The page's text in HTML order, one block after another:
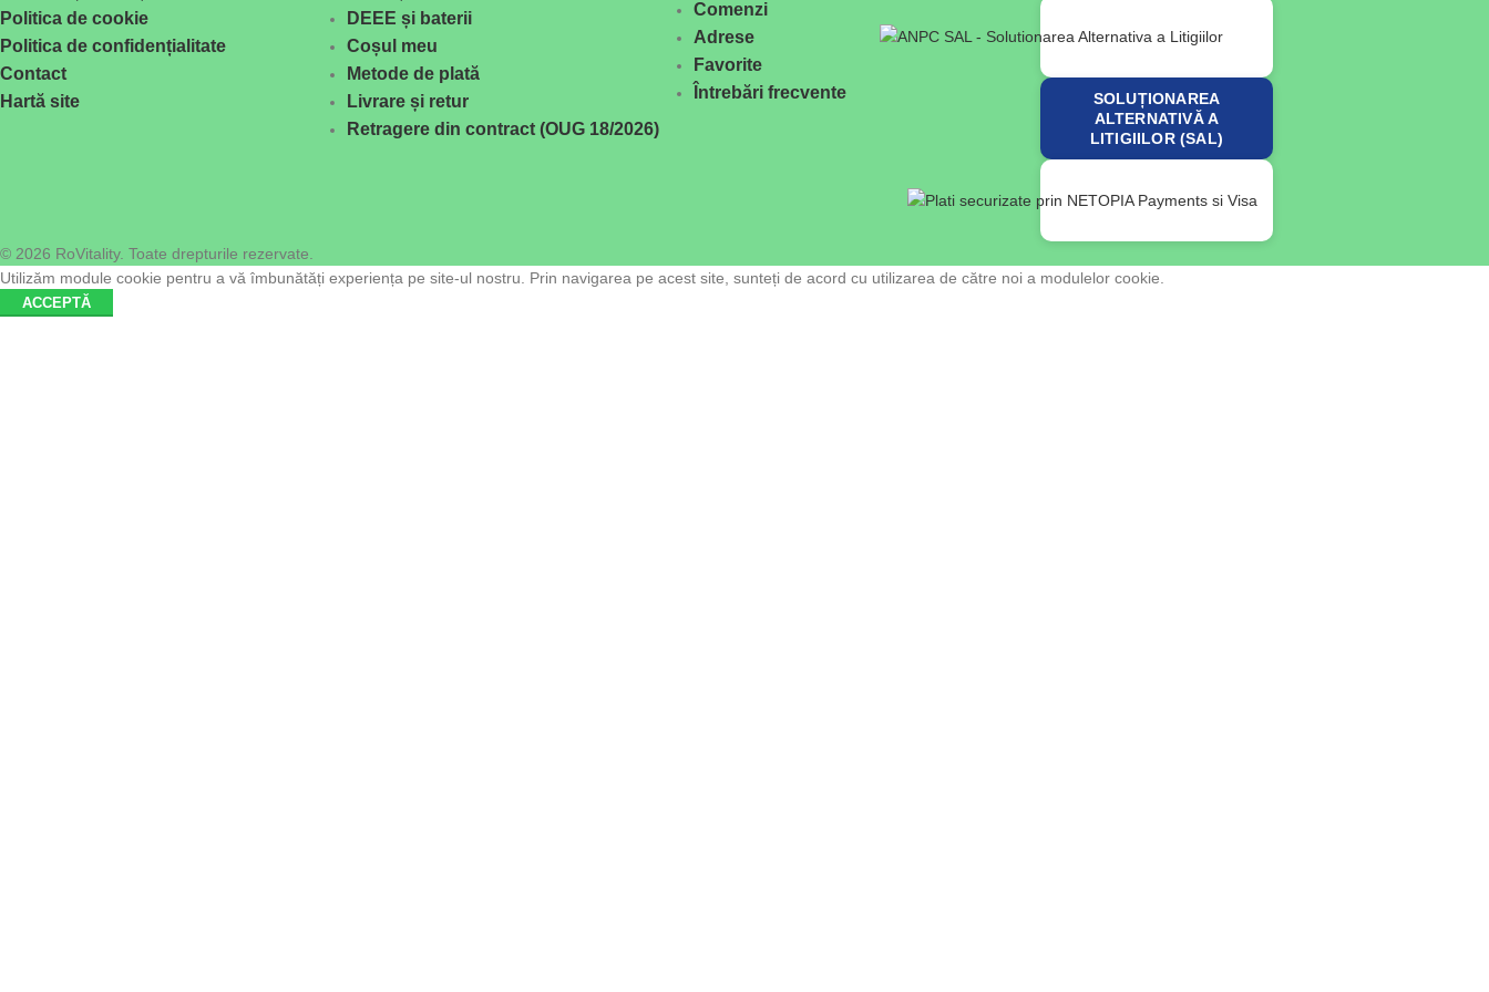
Politica de cookie
Politica de confidențialitate
Contact
Hartă site
DEEE și baterii
Coșul meu
Metode de plată
Livrare și retur
Retragere din contract (OUG 18/2026)
Comenzi
Adrese
Favorite
Întrebări frecvente
SOLUȚIONAREA
ALTERNATIVĂ A
LITIGIILOR (SAL)
© 2026 RoVitality. Toate drepturile rezervate.
Utilizăm module cookie pentru a vă îmbunătăți experiența pe site-ul nostru. Prin navigarea pe acest site, sunteți de acord cu utilizarea de către noi a modulelor cookie.
ACCEPTĂ